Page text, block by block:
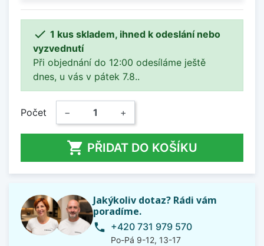
 1 kus skladem, ihned k odeslání nebo
vyzvednutí
Při objednání do 12:00 odesíláme ještě
dnes, u vás v pátek 7.8..
Počet − +
 PŘIDAT DO KOŠÍKU
Jakýkoliv dotaz? Rádi vám
poradíme.
phone +420 731 979 570
Po-Pá 9-12, 13-17